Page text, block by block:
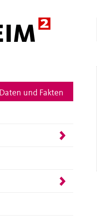
Daten und Fakten